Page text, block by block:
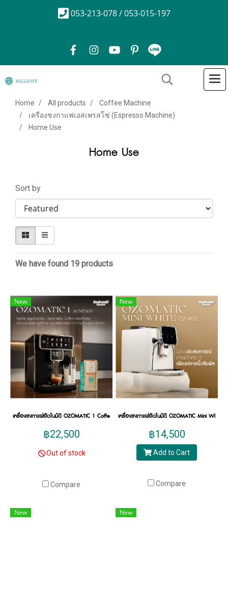
053-213-078 / 053-015-197
Home All products
Coffee Machine
เครื่องชงกาแฟเอสเพรสโซ่ (Espresso Machine)
Home Use
Home Use
Sort by
We have found 19 products
New
เครื่องชงกาแฟอัตโนมัติ OZOMATIC 1 Coffee Machine ACM7203
฿22,500
Out of stock
Compare
New
เครื่องชงกาแฟอัตโนมัติ OZOMATIC Mini White
฿14,500
Add to Cart
Compare
New New